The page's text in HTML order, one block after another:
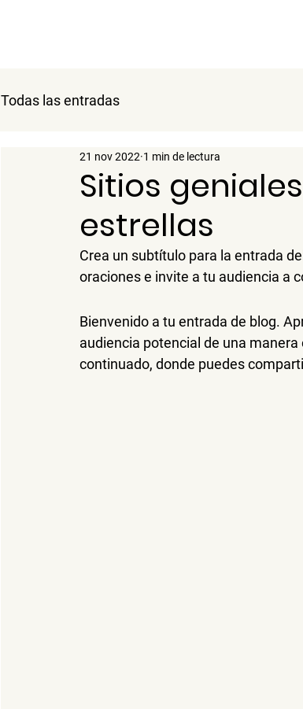
Todas las entradas
Sitios
estrellas
21 nov 2022 1 min de lectura
Crea un subtítulo para la entrada
oraciones e invite a tu audiencia a
Bienvenido a tu entrada de blog.
audiencia potencial de una
continuado, donde puedes